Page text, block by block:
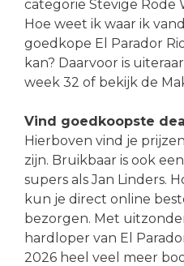
categorie Stevige Rode
Hoe weet ik waar ik
goedkope El Parador
kan? Daarvoor is
week 32 of bekijk de
Vind goedkoopste
Hierboven vind je
zijn. Bruikbaar is ook
supers als Jan Linders.
kun je direct online
bezorgen. Met
hardloper van El
2026 heel veel meer